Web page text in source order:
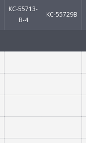
КС-55713-
В-4
КС-55729В